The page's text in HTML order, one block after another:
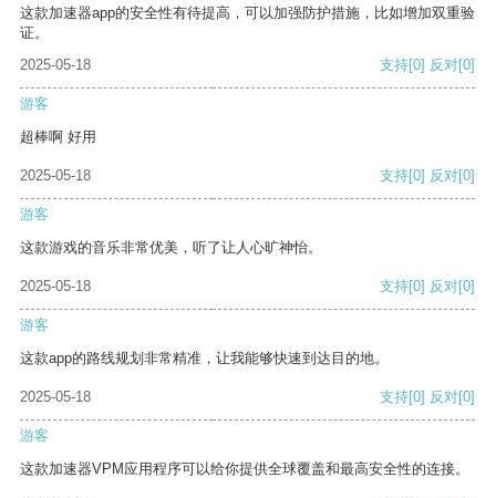
这款加速器app的安全性有待提高，可以加强防护措施，比如增加双重验
证。
2025-05-18
支持[0] 反对[0]
游客
超棒啊 好用
2025-05-18 支持[0] 反对[0]
游客
这款游戏的音乐非常优美，听了让人心旷神怡。
2025-05-18 支持[0] 反对[0]
游客
这款app的路线规划非常精准，让我能够快速到达目的地。
2025-05-18 支持[0] 反对[0]
游客
这款加速器VPM应用程序可以给你提供全球覆盖和最高安全性的连接。